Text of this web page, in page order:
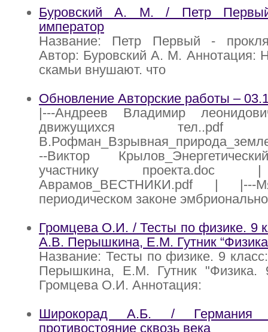
Буровский А. М. / Петр
император
Название: Петр Первый -
Автор: Буровский А. М. Аннотация:
скамьи внушают. что
Обновление Авторские работы –
|---Андреев Владимир
движущихся
--Виктор
участнику проекта.doc
Аврамов_ВЕСТНИКИ.pdf | |---
периодическом законе
Громцева О.И. / Тесты по физике. 9
А.В. Перышкина, Е.М. Гутник
Название: Тесты по физике. 9
Перышкина, Е.М. Гутник "Физика.
Громцева О.И. Аннотация:
Широкорад А.Б. /
противостояние сквозь века